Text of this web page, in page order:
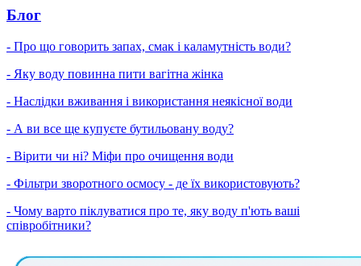
Блог
- Про що говорить запах, смак і каламутність води?
- Яку воду повинна пити вагітна жінка
- Наслідки вживання і використання неякісної води
- А ви все ще купуєте бутильовану воду?
- Вірити чи ні? Міфи про очищення води
- Фільтри зворотного осмосу - де їх використовують?
- Чому варто піклуватися про те, яку воду п'ють ваші
співробітники?